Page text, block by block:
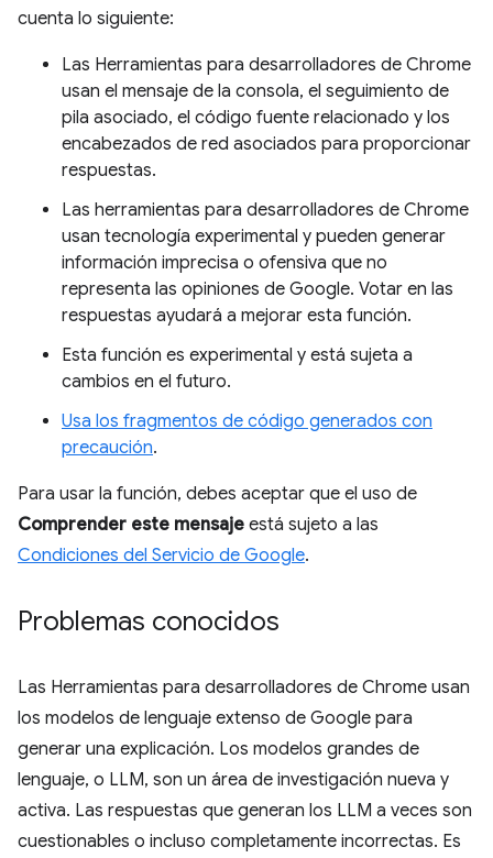
cuenta lo siguiente:
Las Herramientas para desarrolladores de Chrome
usan el mensaje de la consola, el seguimiento de
pila asociado, el código fuente relacionado y los
encabezados de red asociados para proporcionar
respuestas.
Las herramientas para desarrolladores de Chrome
usan tecnología experimental y pueden generar
información imprecisa o ofensiva que no
representa las opiniones de Google. Votar en las
respuestas ayudará a mejorar esta función.
Esta función es experimental y está sujeta a
cambios en el futuro.
Usa los fragmentos de código generados con
precaución.
Para usar la función, debes aceptar que el uso de
Comprender este mensaje está sujeto a las
Condiciones del Servicio de Google.
Problemas conocidos
Las Herramientas para desarrolladores de Chrome usan
los modelos de lenguaje extenso de Google para
generar una explicación. Los modelos grandes de
lenguaje, o LLM, son un área de investigación nueva y
activa. Las respuestas que generan los LLM a veces son
cuestionables o incluso completamente incorrectas. Es